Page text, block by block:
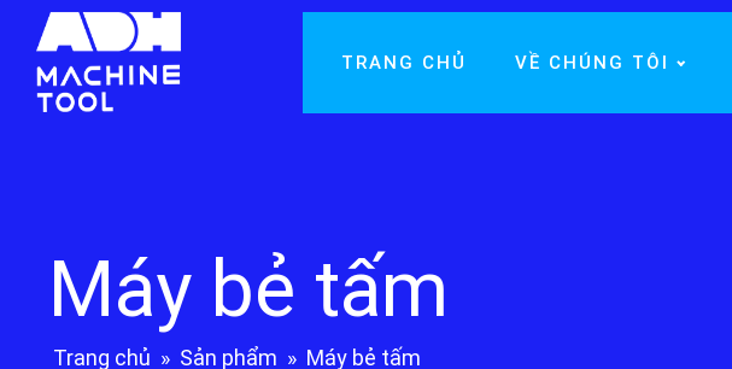
TRANG CHỦ VỀ CHÚNG TÔI
Máy bẻ tấm
Trang chủ » Sản phẩm » Máy bẻ tấm